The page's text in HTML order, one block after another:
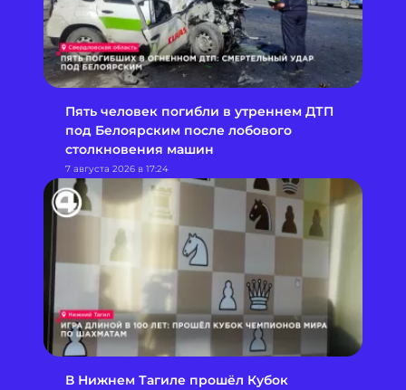
Пять человек погибли в утреннем ДТП
под Белоярским после лобового
столкновения машин
7 августа 2026 в 17:24
В Нижнем Тагиле прошёл Кубок